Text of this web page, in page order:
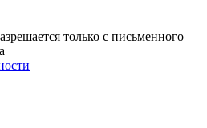
только с письменного